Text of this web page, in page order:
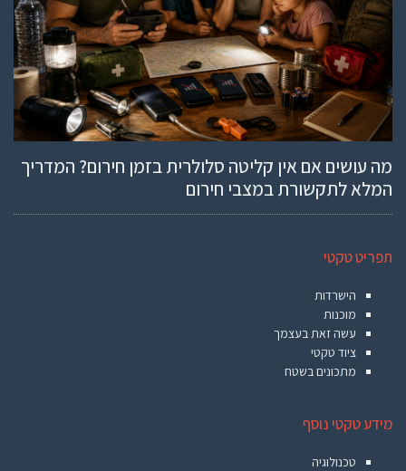
מה עושים אם אין קליטה סלולרית בזמן חירום? המדריך
המלא לתקשורת במצבי חירום
תפריט טקטי
הישרדות
מוכנות
עשה זאת בעצמך
ציוד טקטי
מתכונים בשטח
מידע טקטי נוסף
טכנולוגיה